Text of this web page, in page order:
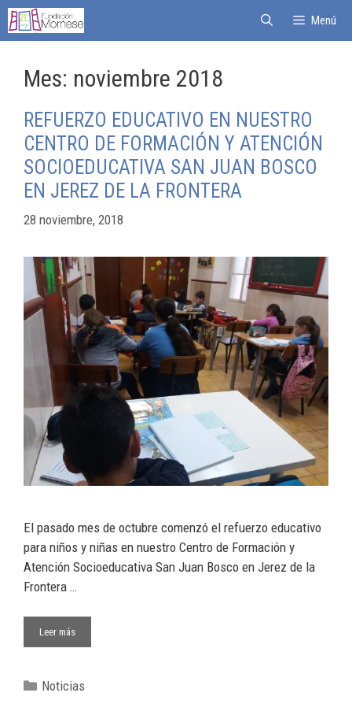
Menú
Mes: noviembre 2018
REFUERZO EDUCATIVO EN NUESTRO
CENTRO DE FORMACIÓN Y ATENCIÓN
SOCIOEDUCATIVA SAN JUAN BOSCO
EN JEREZ DE LA FRONTERA
28 noviembre, 2018
El pasado mes de octubre comenzó el refuerzo educativo
para niños y niñas en nuestro Centro de Formación y
Atención Socioeducativa San Juan Bosco en Jerez de la
Frontera …
Leer más
Noticias